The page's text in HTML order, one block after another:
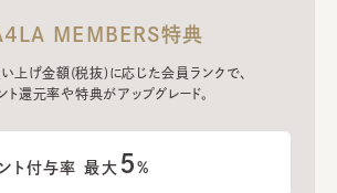
MEMBERS特典
上げ金額(税抜)に応じた会員ランクで、
ト還元率や特典がアップグレード。
ト付与率 最大 5%